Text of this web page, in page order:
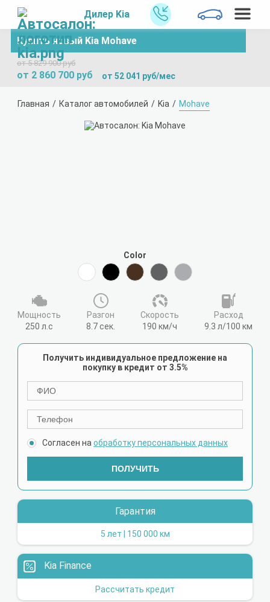
Дилер Kia
Купить новый Kia Mohave
от 5 829 900 руб
от 2 860 700 руб от 52 041 руб/мес
Главная Каталог автомобилей Kia Mohave
Мощность
250 л.с
Разгон
8.7 сек.
Cкорость
190 км/ч
Расход
9.3 л/100 км
Color
Получить индивидуальное предложение на
покупку в кредит от 3.5%
Согласен на обработку персональных данных
ПОЛУЧИТЬ
Гарантия
5 лет | 150 000 км
Kia Finance
Рассчитать кредит